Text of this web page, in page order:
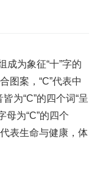
成为象征“十”字的
图案，“C”代表中
为“C”的四个词“呈
母为“C”的四个
表生命与健康，体